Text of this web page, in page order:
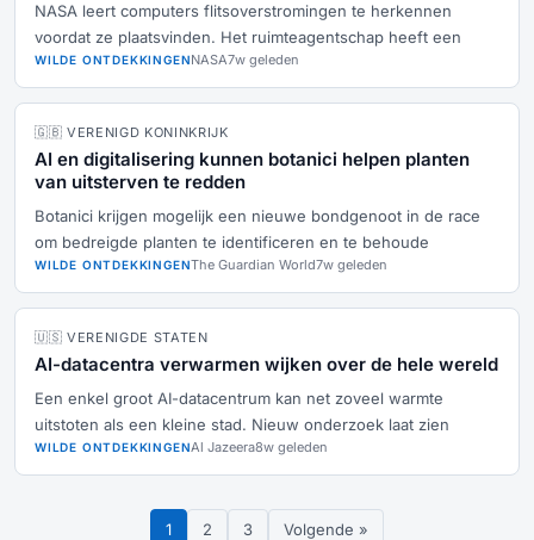
NASA leert computers flitsoverstromingen te herkennen
voordat ze plaatsvinden. Het ruimteagentschap heeft een
WILDE ONTDEKKINGENNASA7w geleden
🇬🇧 VERENIGD KONINKRIJK
AI en digitalisering kunnen botanici helpen planten
van uitsterven te redden
Botanici krijgen mogelijk een nieuwe bondgenoot in de race
om bedreigde planten te identificeren en te behoude
WILDE ONTDEKKINGENThe Guardian World7w geleden
🇺🇸 VERENIGDE STATEN
AI-datacentra verwarmen wijken over de hele wereld
Een enkel groot AI-datacentrum kan net zoveel warmte
uitstoten als een kleine stad. Nieuw onderzoek laat zien
WILDE ONTDEKKINGENAl Jazeera8w geleden
1 2 3 Volgende »